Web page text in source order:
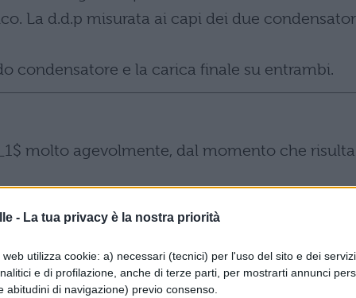
- La tua privacy è la nostra priorità
utilizza cookie: a) necessari (tecnici) per l'uso del sito e dei
e di profilazione, anche di terze parti, per mostrarti annunci
abitudini di navigazione) previo consenso.
La d.d.p misurata ai capi dei due
condensatore e la carica finale su entrambi.
molto agevolmente, dal momento che risulta
non vengono collegati ad un generatore,
le cariche finali sui due